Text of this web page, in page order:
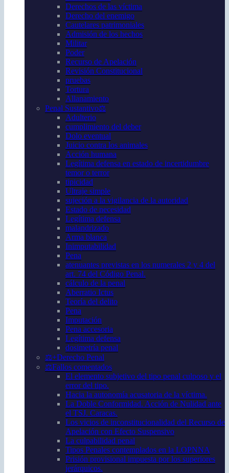
Derechos de las víctima
Derecho del enemigo
Cautelares patrimoniales
Admisión de los hechos
Militar
Poder
Recurso de Apelación
Revisión Constitucional
pruebas
Tortura
Allanamiento
Penal Sustantivo⚖️
Adulterio
cumplimiento del deber
Dolo eventual
Juicio contra los animales
Acción humana
Legítima defensa en estado de incertidumbre
temor o terror
tipicidad
Ultraje simple
sujeción a la vigilancia de la autoridad
Estado de necesidad
Legítima defensa
malandrizado
Arma blanca
Inimputabilidad
Pena
atenuantes previstas en los numerales 2 y 4 del
art. 74 del Código Penal.
cálculo de la penal
Aberratio Ictus
Teoría del delito
Pena
Imputación
Pena accesoria
Legítima defensa
dosimetría penal
⚖️+Derecho Penal
⚖️Fallos comentados
El elemento subjetivo del tipo penal culposo y el
error del tipo.
Hacia la autonomía acusatoria de la víctima.
La Doble Conformidad. Acción de Nulidad ante
el TSJ. Caracas.
Los vicios de inconstitucionalidad del Recurso de
Apelación con Efecto Suspensivo
La culpabilidad penal
Tipos Penales contemplados en la LOPNNA
Prisión provisional impuesta por los superiores
jerárquicos.